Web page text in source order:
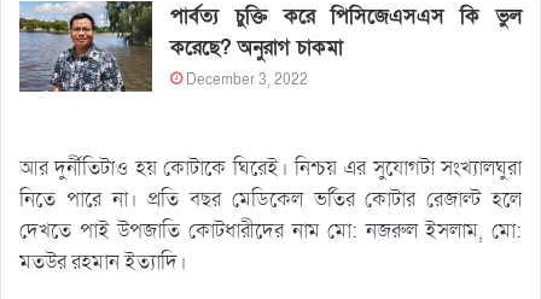
পার্বত্য চুক্তি করে পিসিজেএসএস কি ভুল
করেছে? অনুরাগ চাকমা
December 3, 2022
আর দুর্নীতিটাও হয় কোটাকে ঘিরেই। নিশ্চয় এর সুযোগটা সংখ্যালঘুরা
নিতে পারে না। প্রতি বছর মেডিকেল ভর্তির কোটার রেজাল্ট হলে
দেখতে পাই উপজাতি কোটধারীদের নাম মো: নজরুল ইসলাম, মো:
মতউর রহমান ইত্যাদি।